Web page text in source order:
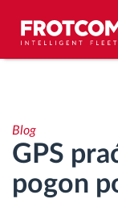
Analiza
Praćenje
Blog
GPS
pogon